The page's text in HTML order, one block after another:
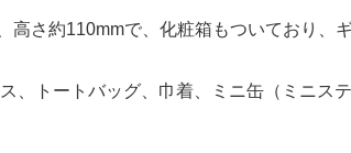
さ約110mmで、化粧箱もついており、
、トートバッグ、巾着、ミニ缶（ミニス